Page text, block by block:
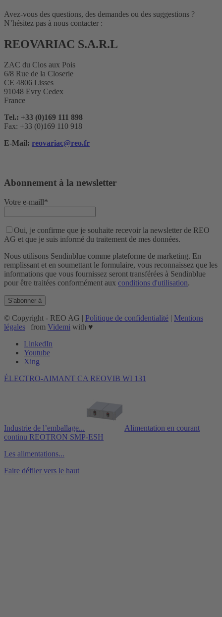
Avez-vous des questions, des demandes ou des suggestions ?
N’hésitez pas à nous contacter :
REOVARIAC S.A.R.L
ZAC du Clos aux Pois
6/8 Rue de la Closerie
CE 4806 Lisses
91048 Evry Cedex
France
Tel.: +33 (0)169 111 898
Fax: +33 (0)169 110 918
E-Mail: reovariac@reo.fr
Abonnement à la newsletter
Votre e-maill*
Oui, je confirme que je souhaite recevoir la newsletter de REO
AG et que je suis informé du traitement de mes données.
Nous utilisons Sendinblue comme plateforme de marketing. En
remplissant et en soumettant le formulaire, vous reconnaissez que les
informations que vous fournissez seront transférées à Sendinblue
pour être traitées conformément aux conditions d'utilisation.
© Copyright - REO AG | Politique de confidentialité | Mentions
légales | from Videmi with ♥︎
LinkedIn
Youtube
Xing
ÉLECTRO-AIMANT CA REOVIB WI 131
Industrie de l’emballage...
Alimentation en courant
continu REOTRON SMP-ESH
Les alimentations...
Faire défiler vers le haut